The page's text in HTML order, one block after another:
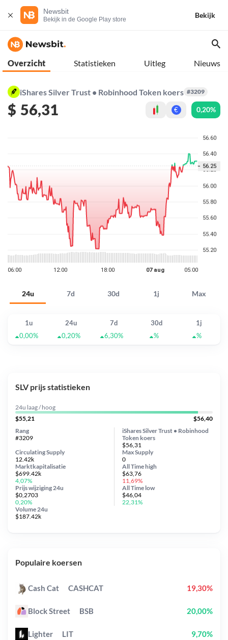
Newsbit
Bekijk in de Google Play store
Bekijk
Overzicht Statistieken Uitleg Nieuws
iShares Silver Trust • Robinhood Token koers #3209
$ 56,31 € 0,20%
24u 7d 30d 1j Max
1u 24u 7d 30d
1j
0,00%
0,20% 6,30% % %
SLV prijs statistieken
24u laag / hoog
$55,21
$56,40
iShares Silver Trust • Robinhood
Token koers
$56,31
Circulating Supply
12.42k
Prijs wijziging 24u
$0,2703
0,20%
Max Supply
0
Marktkapitalisatie
$699.42k
4,07%
Volume 24u
$187.42k
Rang
#3209
All Timehigh
$63,76
11,69%
All Time low
$46,04
22,31%
Populaire koersen
Cash Cat CASHCAT 19,30%
Block Street BSB 20,00%
Lighter LIT 9,70%